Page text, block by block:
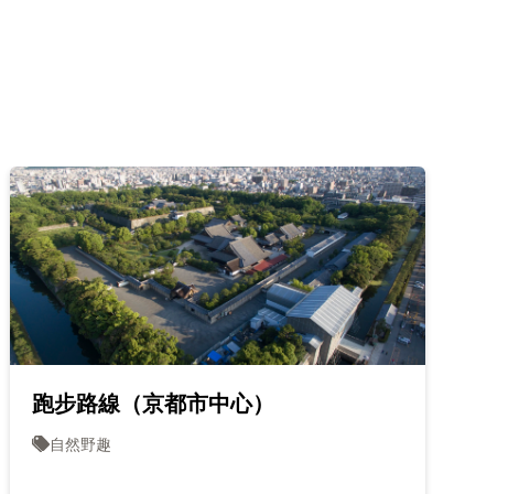
跑步路線（京都市中心）
自然野趣